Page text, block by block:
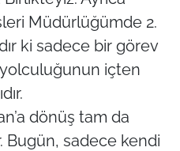
Müdürlüğümde 2.
ki sadece bir görev
içten
dönüş tam da
Bugün, sadece kendi